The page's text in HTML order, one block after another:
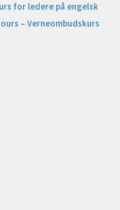
for ledere på engelsk
– Verneombudskurs